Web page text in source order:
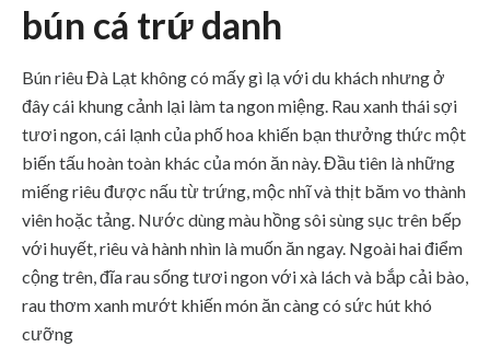
bún cá trứ danh
Bún riêu Đà Lạt không có mấy gì lạ với du khách nhưng ở
đây cái khung cảnh lại làm ta ngon miệng. Rau xanh thái sợi
tươi ngon, cái lạnh của phố hoa khiến bạn thưởng thức một
biến tấu hoàn toàn khác của món ăn này. Đầu tiên là những
miếng riêu được nấu từ trứng, mộc nhĩ và thịt băm vo thành
viên hoặc tảng. Nước dùng màu hồng sôi sùng sục trên bếp
với huyết, riêu và hành nhìn là muốn ăn ngay. Ngoài hai điểm
cộng trên, đĩa rau sống tươi ngon với xà lách và bắp cải bào,
rau thơm xanh mướt khiến món ăn càng có sức hút khó
cưỡng